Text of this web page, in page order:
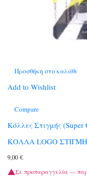
Προσθήκη στο καλάθι
Add to Wishlist
Compare
Κόλλες Στιγμής (Super
ΚΟΛΛΑ LOGO
9,00 €
Σε προπαραγγελία —